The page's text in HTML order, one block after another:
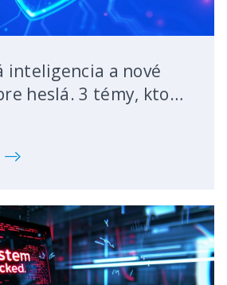
inteligencia a nové
heslá. 3 témy, ktoré